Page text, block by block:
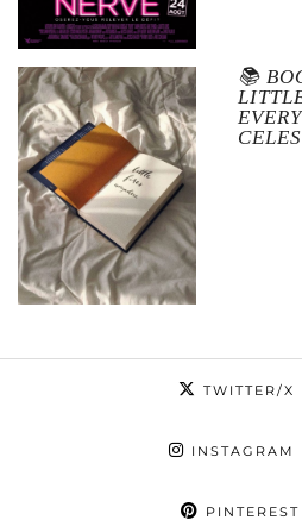
📚
TWITTER/X
INSTAGRAM
PINTEREST